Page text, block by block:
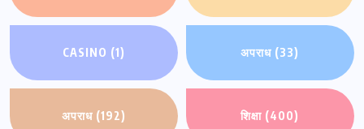
CASINO (1) अपराध (33)
अपराध (192) शिक्षा (400)